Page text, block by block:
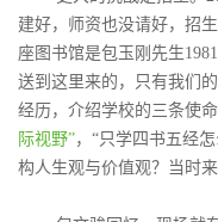
建好，师资也没请好，招
座图书馆是包玉刚先生
送到这里来的，只有我们
经历，介绍学校的三条使命
际视野”，“只学四书五经
构人生观与价值观？当时